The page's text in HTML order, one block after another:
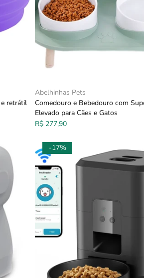
retrátil
Abelhinhas Pets
Comedouro e Bebedouro com
Elevado para Cães e Gatos
R$ 277,90
-17%